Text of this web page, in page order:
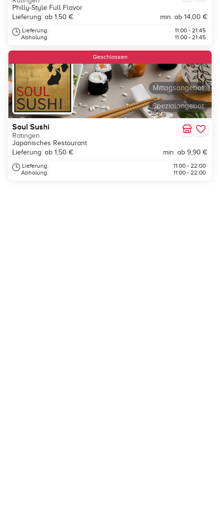
Philly-Style Full Flavor
Lieferung: ab 1,50 €
min. ab 14,00 €
Lieferung:
Abholung:
11:00 - 21:45
11:00 - 21:45
Spezialangebot
Mittagsangebot
Geschlossen
Soul Sushi
Ratingen
Japanisches Restaurant
Lieferung: ab 1,50 €
min. ab 9,90 €
Lieferung:
Abholung:
11:00 - 22:00
11:00 - 22:00